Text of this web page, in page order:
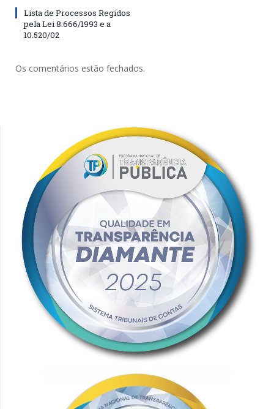
Lista de Processos Regidos
pela Lei 8.666/1993 e a
10.520/02
Os comentários estão fechados.